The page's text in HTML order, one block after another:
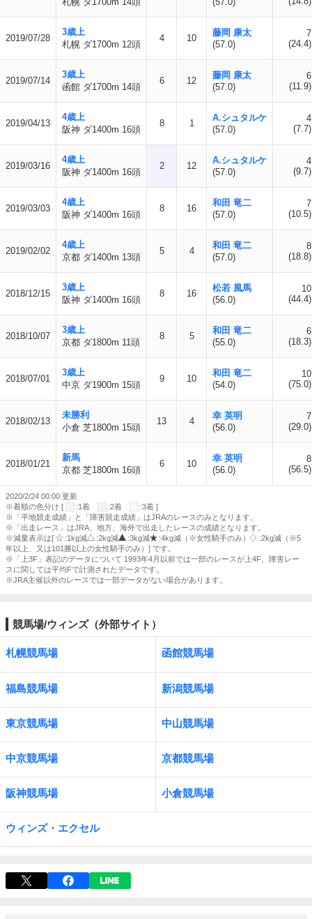
2019/07/28
3歳上
札幌 ダ1700m 12頭
4 10
藤岡 康太
(57.0)
7
(24.4)
2019/07/14
3歳上
函館 ダ1700m 14頭
6 12
藤岡 康太
(57.0)
6
(11.9)
2019/04/13
4歳上
阪神 ダ1400m 16頭
8 1
A.シュタルケ
(57.0)
4
(7.7)
2019/03/16
4歳上
阪神 ダ1400m 16頭
2 12
A.シュタルケ
(57.0)
4
(9.7)
2019/03/03
4歳上
阪神 ダ1400m 16頭
8 16
和田 竜二
(57.0)
7
(10.5)
2019/02/02
4歳上
京都 ダ1400m 13頭
5 4
和田 竜二
(57.0)
8
(18.8)
2018/12/15
3歳上
阪神 ダ1400m 16頭
8 16
松若 風馬
(56.0)
10
(44.4)
2018/10/07
3歳上
京都 ダ1800m 11頭
8 5
和田 竜二
(55.0)
6
(18.3)
2018/07/01
3歳上
中京 ダ1900m 15頭
9 10
和田 竜二
(54.0)
10
(75.0)
2018/02/13
未勝利
小倉 芝1800m 15頭
13 4
幸 英明
(56.0)
7
(29.0)
2018/01/21
新馬
京都 芝1800m 16頭
6 10
幸 英明
(56.0)
8
(56.5)
2020/2/24 00:00 更新
※着順の色分け [
:1着 :2着
:3着 ]
※「平地競走成績」と「障害競走成績」はJRAのレースのみとなります。
※「出走レース」はJRA、地方、海外で出走したレースの成績となります。
※減量表示は[
:1kg減 :2kg減 :3kg減 :4kg減（※女性騎手のみ）
:2kg減（※5
年以上、又は101勝以上の女性騎手のみ）] です。
※「上3F」表記のデータについて 1993年4月以前では一部のレースが上4F、障害レー
スに関しては平均Fで計測されたデータです。
※JRA主催以外のレースでは一部データがない場合があります。
競馬場/ウィンズ（外部サイト）
札幌競馬場 函館競馬場
福島競馬場 新潟競馬場
東京競馬場 中山競馬場
中京競馬場 京都競馬場
阪神競馬場 小倉競馬場
ウィンズ・エクセル